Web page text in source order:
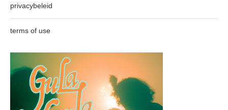
privacybeleid
terms of use